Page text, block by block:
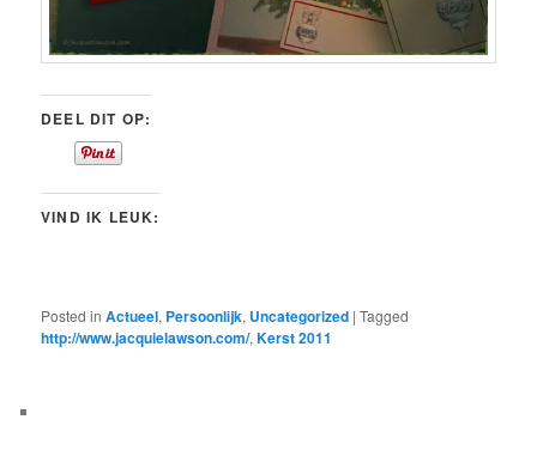
DEEL DIT OP:
VIND IK LEUK:
Posted in Actueel, Persoonlijk, Uncategorized |Tagged
http://www.jacquielawson.com/,Kerst 2011